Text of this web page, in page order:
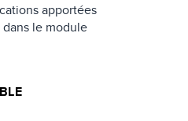
apportées
le module